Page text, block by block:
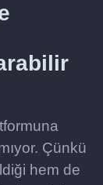
Çünkü
hem de